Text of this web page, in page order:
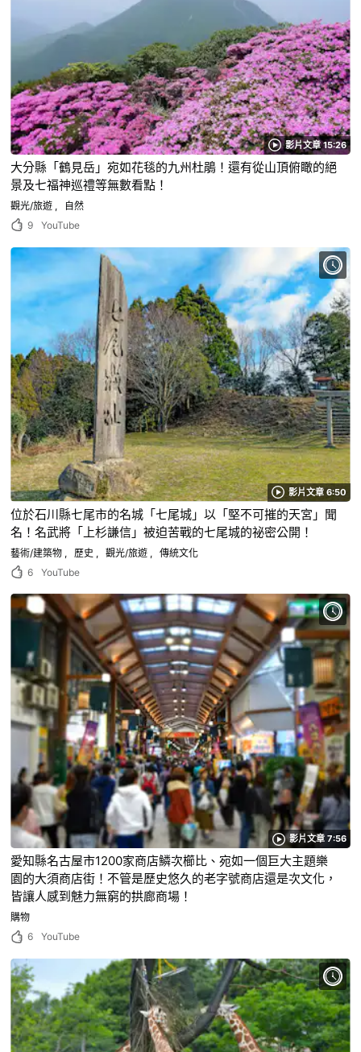
影片文章 15:26
大分縣「鶴見岳」宛如花毯的九州杜鵑！還有從山頂俯瞰的絕
景及七福神巡禮等無數看點！
觀光/旅遊
自然
9
YouTube
影片文章 6:50
位於石川縣七尾市的名城「七尾城」以「堅不可摧的天宮」聞
名！名武將「上杉謙信」被迫苦戰的七尾城的祕密公開！
藝術/建築物 歷史 觀光/旅遊
傳統文化
6
YouTube
影片文章 7:56
愛知縣名古屋市1200家商店鱗次櫛比、宛如一個巨大主題樂
園的大須商店街！不管是歷史悠久的老字號商店還是次文化，
皆讓人感到魅力無窮的拱廊商場！
購物
6
YouTube